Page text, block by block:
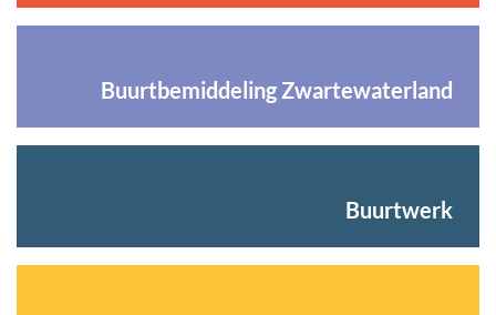
Buurtbemiddeling Zwartewaterland
Buurtwerk